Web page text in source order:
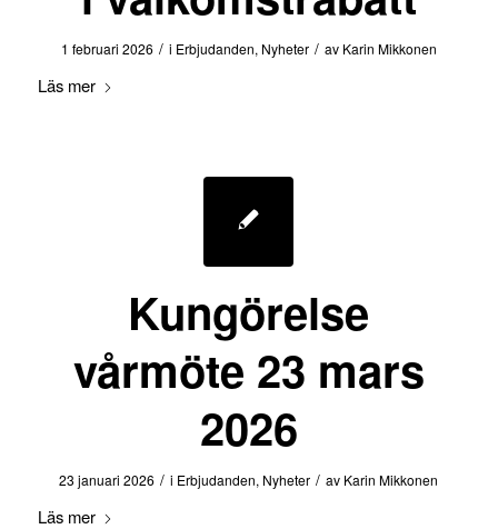
1 februari 2026 / i Erbjudanden, Nyheter / av Karin Mikkonen
Läs mer
Kungörelse
vårmöte 23 mars
2026
23 januari 2026 / i Erbjudanden, Nyheter / av Karin Mikkonen
Läs mer